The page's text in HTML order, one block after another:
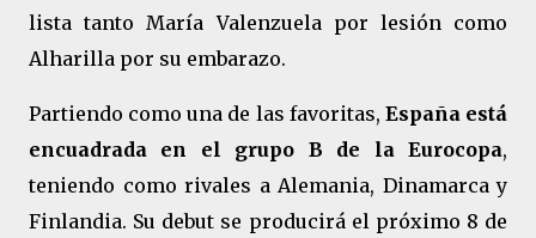
lista tanto María Valenzuela por lesión como
Alharilla por su embarazo.
Partiendo como una de las favoritas, España está
encuadrada en el grupo B de la Eurocopa,
teniendo como rivales a Alemania, Dinamarca y
Finlandia. Su debut se producirá el próximo 8 de